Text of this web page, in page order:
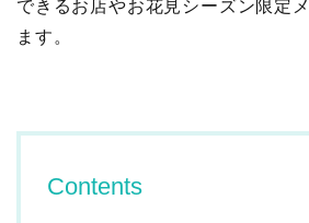
できるお店やお花見シーズン限定
ます。
Contents